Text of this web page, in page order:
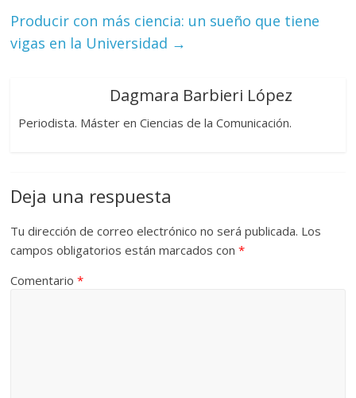
Producir con más ciencia: un sueño que tiene
vigas en la Universidad →
Dagmara Barbieri López
Periodista. Máster en Ciencias de la Comunicación.
Deja una respuesta
Tu dirección de correo electrónico no será publicada. Los
campos obligatorios están marcados con*
Comentario*